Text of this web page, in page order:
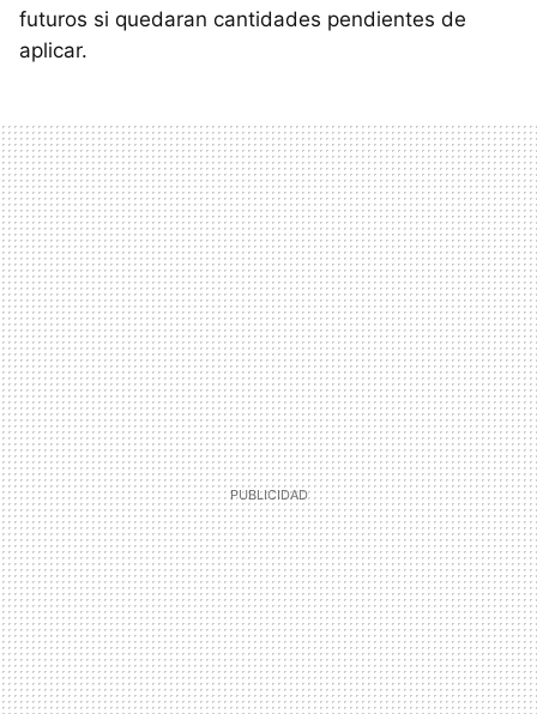
futuros si quedaran cantidades pendientes de
aplicar.